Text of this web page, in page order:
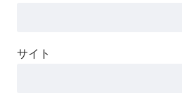
サイト